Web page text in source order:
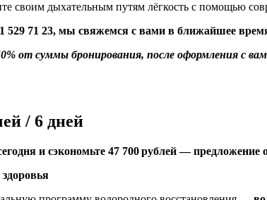
своим дыхательным путям лёгкость с помощью
529 71 23, мы свяжемся с вами в ближайшее
от суммы бронирования, после оформления с
/ 6 дней
и сэкономьте 47 700рублей— предложение